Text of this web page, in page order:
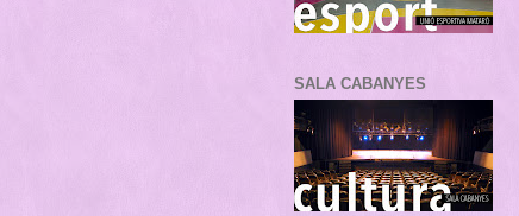
SALA CABANYES